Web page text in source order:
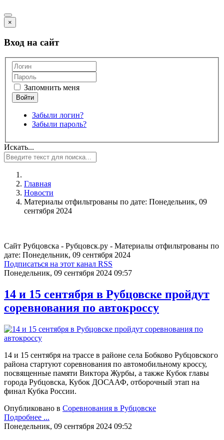
×
Вход на сайт
Запомнить меня
Забыли логин?
Забыли пароль?
Искать...
Главная
Новости
Материалы отфильтрованы по дате: Понедельник, 09
сентября 2024
Сайт Рубцовска - Рубцовск.ру - Материалы отфильтрованы по
дате: Понедельник, 09 сентября 2024
Подписаться на этот канал RSS
Понедельник, 09 сентября 2024 09:57
14 и 15 сентября в Рубцовске пройдут
соревнования по автокроссу
14 и 15 сентября на трассе в районе села Бобково Рубцовского
района стартуют соревнования по автомобильному кроссу,
посвященные памяти Виктора Журбы, а также Кубок главы
города Рубцовска, Кубок ДОСААФ, отборочный этап на
финал Кубка России.
Опубликовано в Соревнования в Рубцовске
Подробнее ...
Понедельник, 09 сентября 2024 09:52